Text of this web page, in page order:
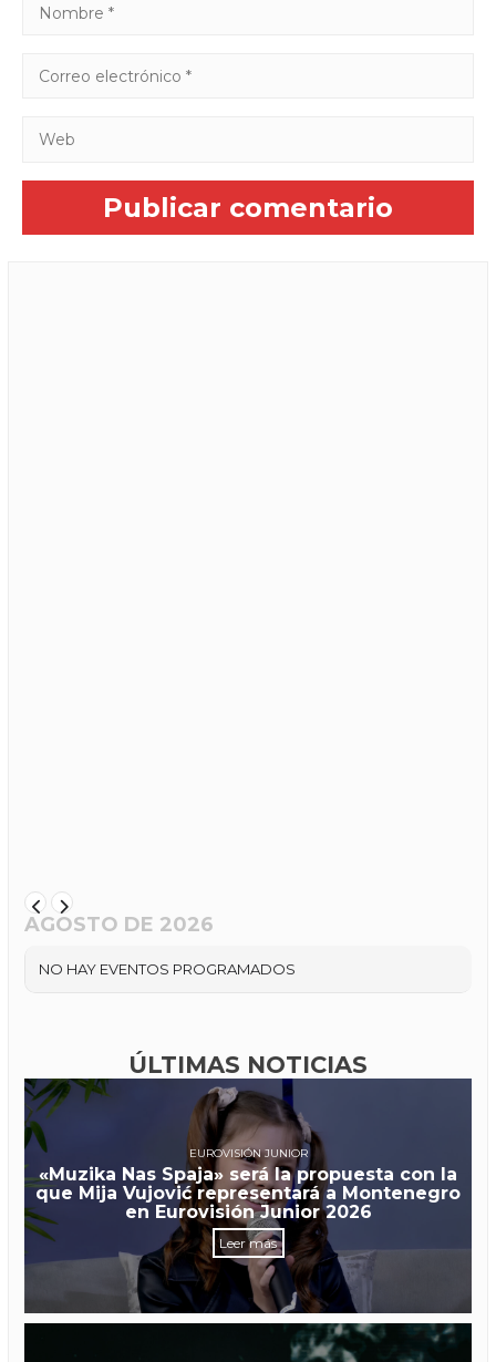
AGOSTO DE 2026
NO HAY EVENTOS PROGRAMADOS
ÚLTIMAS NOTICIAS
EUROVISIÓN JUNIOR
«Muzika Nas Spaja» será la propuesta con la
que Mija Vujović representará a Montenegro
en Eurovisión Junior 2026
Leer más